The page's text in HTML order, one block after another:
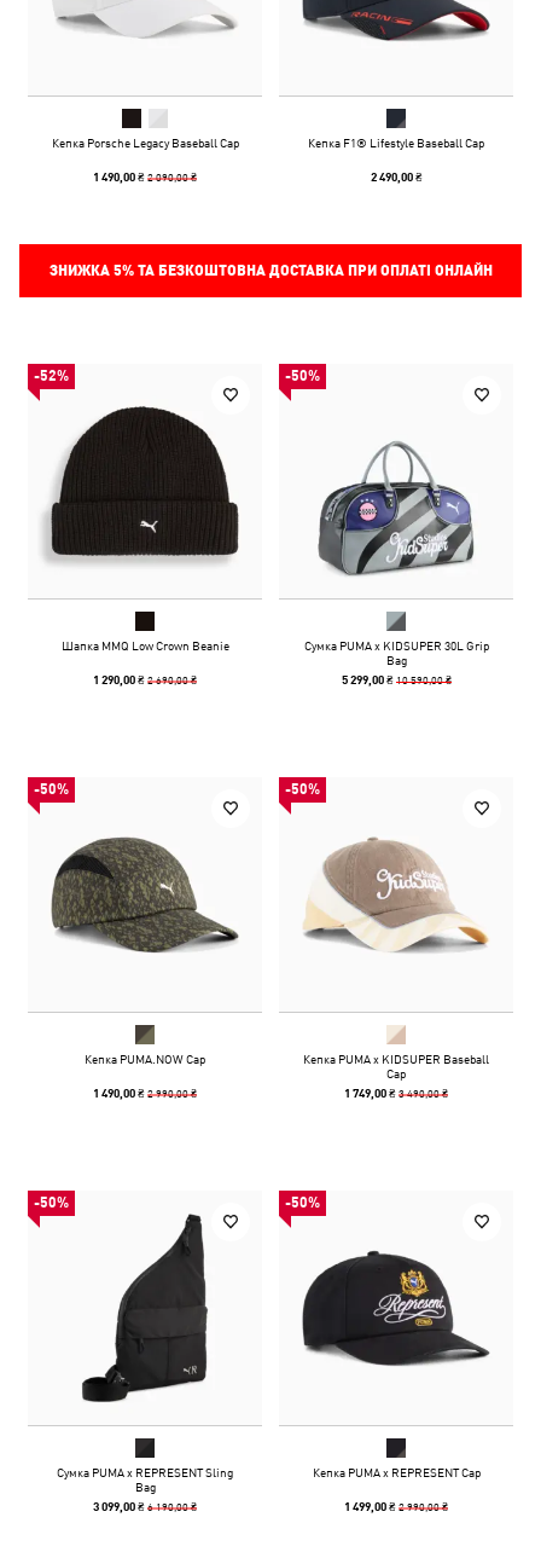
Кепка Porsche Legacy Baseball Cap
1 490,00 ₴2 090,00 ₴
Кепка F1® Lifestyle Baseball Cap
2 490,00 ₴
ЗНИЖКА 5%ТА БЕЗКОШТОВНА ДОСТАВКА ПРИ ОПЛАТІ ОНЛАЙН
-52%
Шапка MMQ Low Crown Beanie
1 290,00 ₴2 690,00 ₴
-50%
Сумка PUMA x KIDSUPER 30L Grip
Bag
5 299,00 ₴ 10 590,00 ₴
-50%
Кепка PUMA.NOW Cap
1 490,00 ₴2 990,00 ₴
-50%
Кепка PUMA x KIDSUPER Baseball
Cap
1 749,00 ₴3 490,00 ₴
-50%
Сумка PUMA x REPRESENT Sling
Bag
3 099,00 ₴6 190,00 ₴
-50%
Кепка PUMA x REPRESENT Cap
1 499,00 ₴2 990,00 ₴